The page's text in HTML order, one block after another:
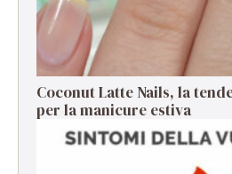
Coconut Latte Nails, la
per la manicure estiva